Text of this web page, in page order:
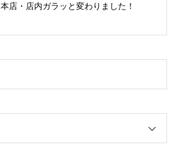
本店・店内ガラッと変わりました！